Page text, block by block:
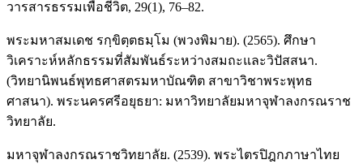
วารสารธรรมเพื่อชีวิต, 29(1), 76–82.
พระมหาสมเดช รกฺขิตฺตธมฺโม (พวงพิมาย). (2565). ศึกษา
วิเคราะห์หลักธรรมที่สัมพันธ์ระหว่างสมถะและวิปัสสนา.
(วิทยานิพนธ์พุทธศาสตรมหาบัณฑิต สาขาวิชาพระพุทธ
ศาสนา). พระนครศรีอยุธยา: มหาวิทยาลัยมหาจุฬาลงกรณราช
วิทยาลัย.
มหาจุฬาลงกรณราชวิทยาลัย. (2539). พระไตรปิฎกภาษาไทย